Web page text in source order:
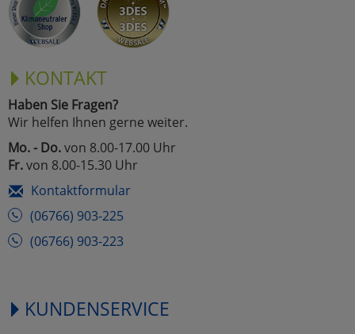
KONTAKT
Haben Sie Fragen?
Wir helfen Ihnen gerne weiter.
Mo. - Do.von 8.00-17.00 Uhr
Fr.von 8.00-15.30 Uhr
Kontaktformular
(06766) 903-225
(06766) 903-223
KUNDENSERVICE